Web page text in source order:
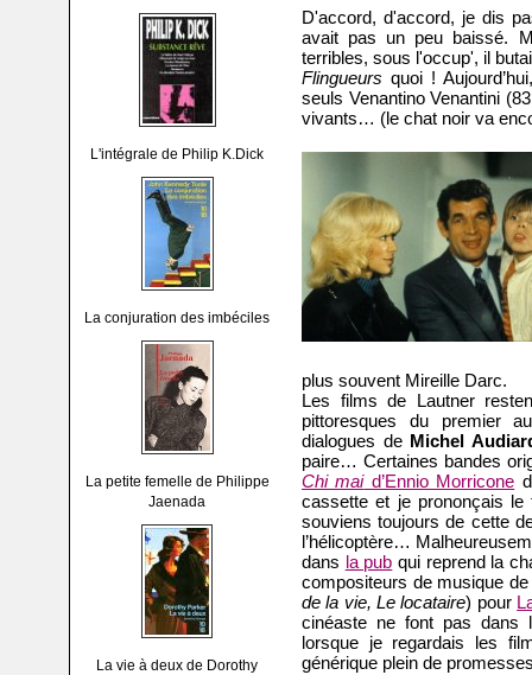
L'intégrale de Philip K.Dick
La conjuration des imbéciles
La petite femelle de Philippe
Jaenada
La vie à deux de Dorothy
D'accord, d'accord, je dis
avait pas un peu baissé.
terribles, sous l'occup', il
Flingueurs quoi !
seuls Venantino Venantini
vivants… (le chat noir va
plus souvent Mireille Darc.
Les films de Lautner
pittoresques du premier
dialogues de Michel
paire… Certaines bandes
Chi maid’Ennio Morricone
cassette et je prononçais
souviens toujours de cette
l’hélicoptère…
dans la pub qui reprend la
compositeurs de musique
de la vie, Le locataire) pour
cinéaste ne font pas dans
lorsque je regardais les
générique plein de